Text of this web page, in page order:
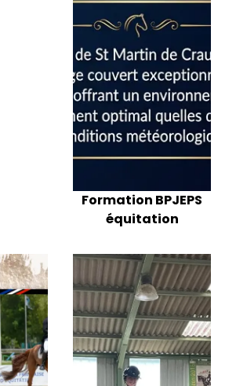
Formation BPJEPS
équitation